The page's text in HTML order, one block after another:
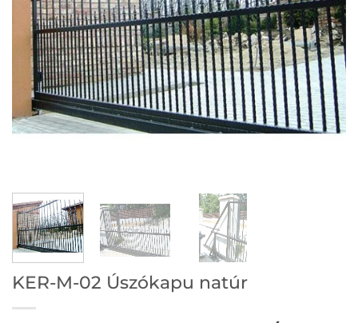
KER-M-02 Úszókapu natúr